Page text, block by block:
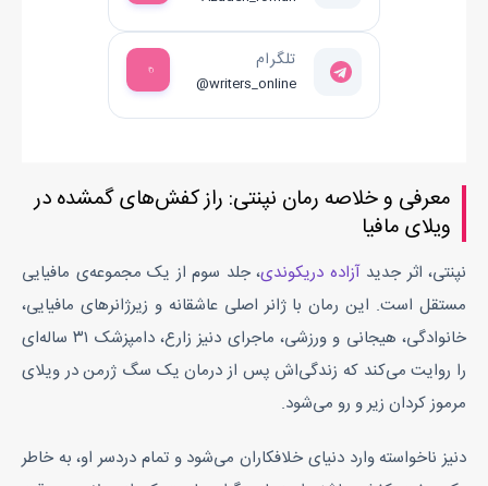
پام بباره و خودمو واسه ننه جادوگرش بگیرم!
آنقدر خندیدم که عضله شکمم گرفت.
فکر کردم شاید مهرداد پشت خط باشد؛ اما سینا بود.
- جانم سینا؟
- آبجی دنیز به دادم برس!!
از صدای ترسیده‌اش قلبم به یکباره گاپ گاپ شروع به تپیدن گرفت.
- چی شده؟؟
توجه اسما هم جلب شد و من حواسم را به سینا داده بودم که حالش
کم از گریه نداشت.
می‌فرستم. اگه نیای کمکم، منو مُرده بدون!
تلگرام
@writers_online
معرفی و خلاصه رمان نپنتی: راز کفش‌های گمشده در
ویلای مافیا
نپنتی، اثر جدیدآزاده دریکوندی، جلد سوم از یک مجموعه‌ی مافیایی
مستقل است. این رمان با ژانر اصلیعاشقانه و زیرژانرهای مافیایی،
خانوادگی، هیجانی و ورزشی
، ماجرای دنیز زارع، دامپزشک ۳۱ ساله‌ای
را روایت می‌کند که زندگی‌اش پس از درمان یک سگ ژرمن در ویلای
مرموز کردان زیر و رو می‌شود.
دنیز ناخواسته وارد دنیای خلافکاران می‌شود و تمام دردسر او، به خاطر